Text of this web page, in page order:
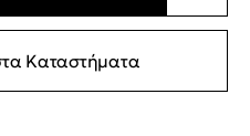
Καταστήματα